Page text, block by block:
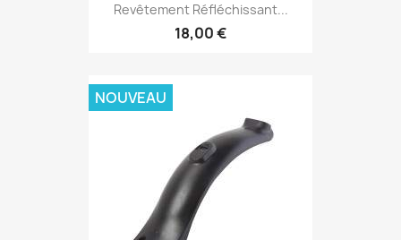
Revêtement Réfléchissant...
18,00 €
NOUVEAU